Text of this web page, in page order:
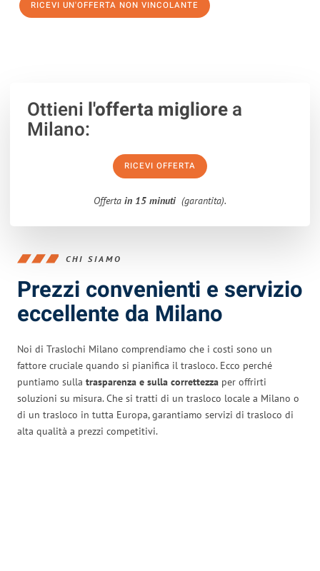
RICEVI UN'OFFERTA NON VINCOLANTE
Ottieni l'offerta migliorea
Milano:
RICEVI OFFERTA
Offerta in 15 minuti (garantita).
CHI SIAMO
Prezzi convenienti e servizio
eccellente da Milano
Noi di Traslochi Milano comprendiamo che i costi sono un
fattore cruciale quando si pianifica il trasloco. Ecco perché
puntiamo sulla trasparenza e sulla correttezza per offrirti
soluzioni su misura. Che si tratti di un trasloco locale a Milano o
di un trasloco in tutta Europa, garantiamo servizi di trasloco di
alta qualità a prezzi competitivi.